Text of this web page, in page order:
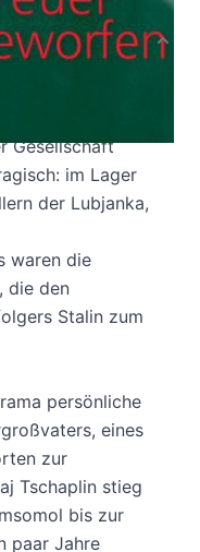
Leute, die
brannten und
Gesellschaft
im Lager
der Lubjanka,
waren die
die den
Stalin zum
persönliche
eines
zur
Tschaplin stieg
bis zur
paar Jahre